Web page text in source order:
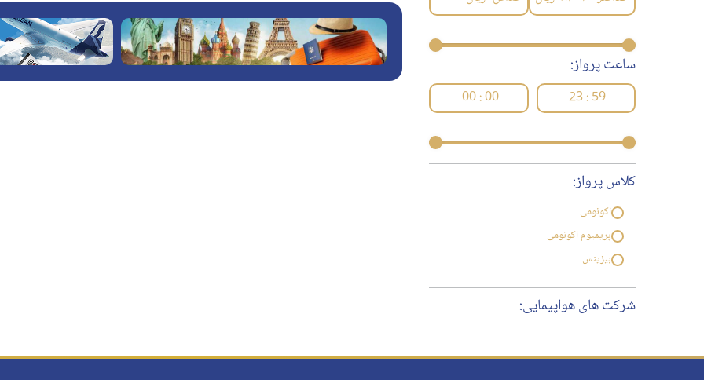
ساعت پرواز:
23 : 59
00 : 00
کلاس پرواز:
اکونومی
پریمیوم اکونومی
بیزینس
شرکت های هواپیمایی: